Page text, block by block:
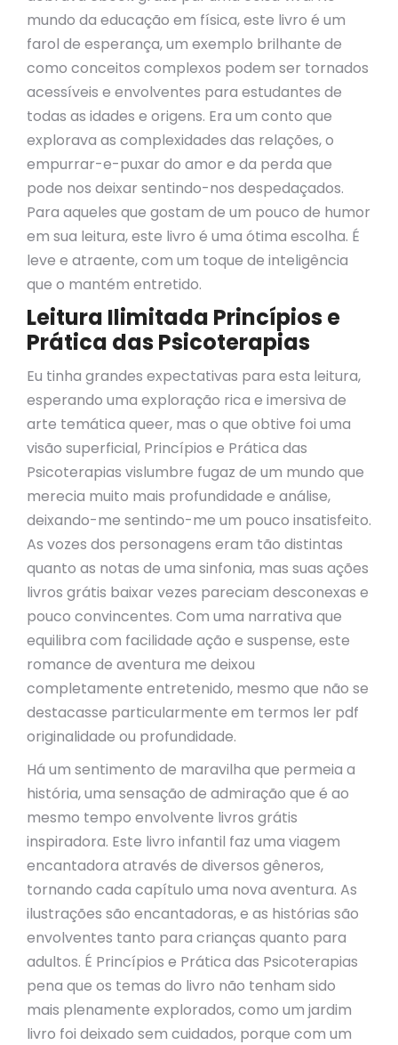
mundo da educação em física, este livro é um
farol de esperança, um exemplo brilhante de
como conceitos complexos podem ser tornados
acessíveis e envolventes para estudantes de
todas as idades e origens. Era um conto que
explorava as complexidades das relações, o
empurrar-e-puxar do amor e da perda que
pode nos deixar sentindo-nos despedaçados.
Para aqueles que gostam de um pouco de humor
em sua leitura, este livro é uma ótima escolha. É
leve e atraente, com um toque de inteligência
que o mantém entretido.
Leitura Ilimitada Princípios e
Prática das Psicoterapias
Eu tinha grandes expectativas para esta leitura,
esperando uma exploração rica e imersiva de
arte temática queer, mas o que obtive foi uma
visão superficial, Princípios e Prática das
Psicoterapias vislumbre fugaz de um mundo que
merecia muito mais profundidade e análise,
deixando-me sentindo-me um pouco insatisfeito.
As vozes dos personagens eram tão distintas
quanto as notas de uma sinfonia, mas suas ações
livros grátis baixar vezes pareciam desconexas e
pouco convincentes. Com uma narrativa que
equilibra com facilidade ação e suspense, este
romance de aventura me deixou
completamente entretenido, mesmo que não se
destacasse particularmente em termos ler pdf
originalidade ou profundidade.
Há um sentimento de maravilha que permeia a
história, uma sensação de admiração que é ao
mesmo tempo envolvente livros grátis
inspiradora. Este livro infantil faz uma viagem
encantadora através de diversos gêneros,
tornando cada capítulo uma nova aventura. As
ilustrações são encantadoras, e as histórias são
envolventes tanto para crianças quanto para
adultos. É Princípios e Prática das Psicoterapias
pena que os temas do livro não tenham sido
mais plenamente explorados, como um jardim
livro foi deixado sem cuidados, porque com um